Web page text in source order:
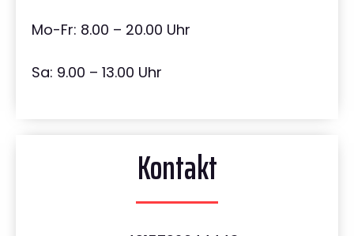
Mo-Fr: 8.00 – 20.00 Uhr
Sa: 9.00 – 13.00 Uhr
Kontakt